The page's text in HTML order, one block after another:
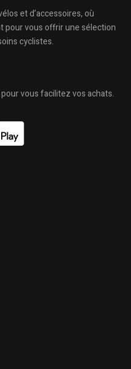
et d’accessoires, où
pour vous offrir une sélection
cyclistes.
vous facilitez vos achats.